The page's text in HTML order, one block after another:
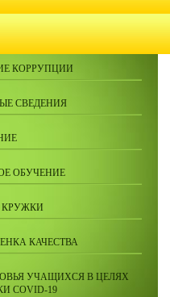
КОРРУПЦИИ
СВЕДЕНИЯ
ОБУЧЕНИЕ
КРУЖКИ
КАЧЕСТВА
УЧАЩИХСЯ В ЦЕЛЯХ
COVID-19